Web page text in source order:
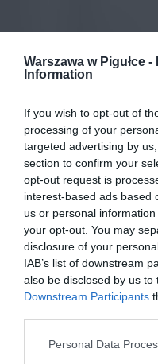
Warszawa w Pigułce -
Information
If you wish to opt-out of
processing of your
targeted advertising by
section to confirm your
opt-out request is
interest-based ads based
us or personal
your opt-out. You may
disclosure of your
IAB’s list of downstream
also be disclosed by us to
Downstream Participants
Personal Data